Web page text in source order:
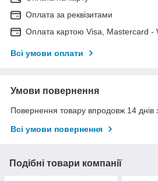
Оплата за реквізитами
Оплата картою Visa, Mastercard -
Всі умови оплати
Умови повернення
Повернення товару впродовж 14 днів
Всі умови повернення
Подібні товари компанії